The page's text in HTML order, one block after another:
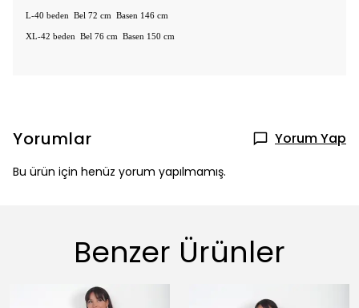
L-40 beden Bel 72 cm Basen 146 cm
XL-42 beden Bel 76 cm Basen 150 cm
Yorumlar Yorum Yap
Bu ürün için henüz yorum yapılmamış.
Benzer Ürünler